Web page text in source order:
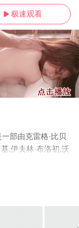
 极速观看
部由克雷格·比贝
,伊夫林·布洛初,沃
甘,托本·利布雷希
阿诺德,茱丽叶特·